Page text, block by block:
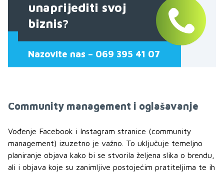
unaprijediti svoj
biznis?
Nazovite nas – 069 395 41 07
Community management i oglašavanje
Vođenje Facebook i Instagram stranice (community
management) izuzetno je važno. To uključuje temeljno
planiranje objava kako bi se stvorila željena slika o brendu,
ali i objava koje su zanimljive postojećim pratiteljima te ih